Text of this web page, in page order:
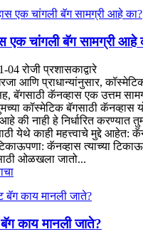
एक चांगली बॅग सामग्री आहे
04 रोजी प्रशासकाद्वारे
आणि प्राधान्यांनुसार,
बॅगसाठी कॅनव्हास एक उत्तम
कॉस्मेटिक बॅगसाठी कॅनव्हास
की नाही हे निर्धारित करण्यात
येथे काही महत्त्वाचे मुद्दे आहेत:
कॅनव्हास त्याच्या
ओळखला जातो...
काय मानली जाते?